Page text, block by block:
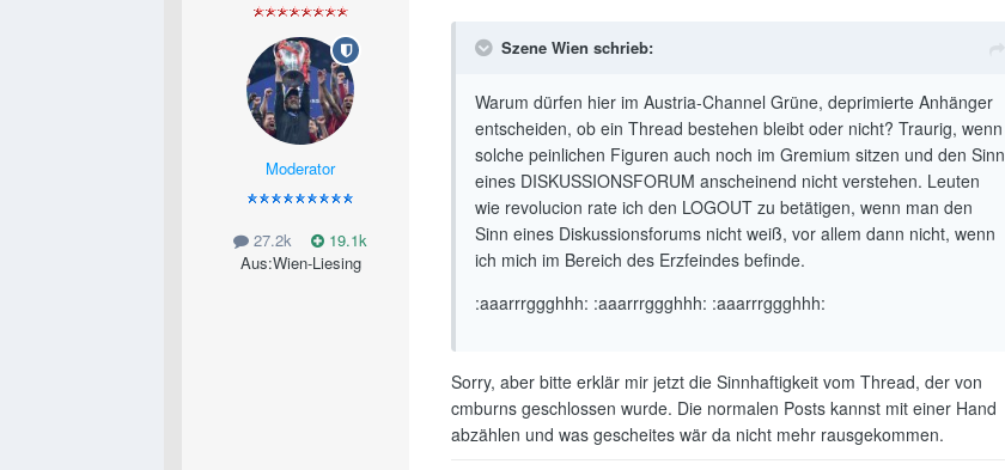
Moderator
27.2k
19.1k
Aus:Wien-Liesing
Szene Wien schrieb:
Warum dürfen hier im Austria-Channel Grüne, deprimierte Anhänger
entscheiden, ob ein Thread bestehen bleibt oder nicht? Traurig, wenn
solche peinlichen Figuren auch noch im Gremium sitzen und den Sinn
eines DISKUSSIONSFORUM anscheinend nicht verstehen. Leuten
wie revolucion rate ich den LOGOUT zu betätigen, wenn man den
Sinn eines Diskussionsforums nicht weiß, vor allem dann nicht, wenn
ich mich im Bereich des Erzfeindes befinde.
:aaarrrggghhh: :aaarrrggghhh: :aaarrrggghhh:
Sorry, aber bitte erklär mir jetzt die Sinnhaftigkeit vom Thread, der von
cmburns geschlossen wurde. Die normalen Posts kannst mit einer Hand
abzählen und was gescheites wär da nicht mehr rausgekommen.